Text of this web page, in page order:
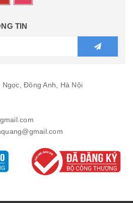
TIN
Đông Anh, Hà Nội